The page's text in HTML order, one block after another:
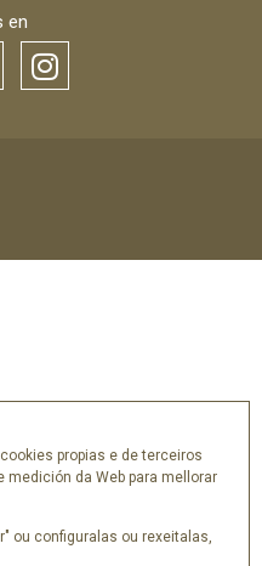
propias e de terceiros
medición da Web para mellorar
ou configuralas ou rexeitalas,
en